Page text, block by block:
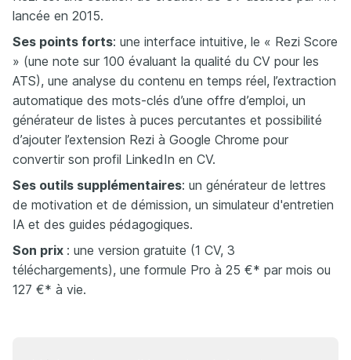
lancée en 2015.
Ses points forts: une interface intuitive, le « Rezi Score
» (une note sur 100 évaluant la qualité du CV pour les
ATS), une analyse du contenu en temps réel, l’extraction
automatique des mots-clés d’une offre d’emploi, un
générateur de listes à puces percutantes et possibilité
d’ajouter l’extension Rezi à Google Chrome pour
convertir son profil LinkedIn en CV.
Ses outils supplémentaires: un générateur de lettres
de motivation et de démission, un simulateur d'entretien
IA et des guides pédagogiques.​
Son prix ​​: une version gratuite (1 CV, 3
téléchargements), une formule Pro à 25 €* par mois ou
127 €* à vie.​